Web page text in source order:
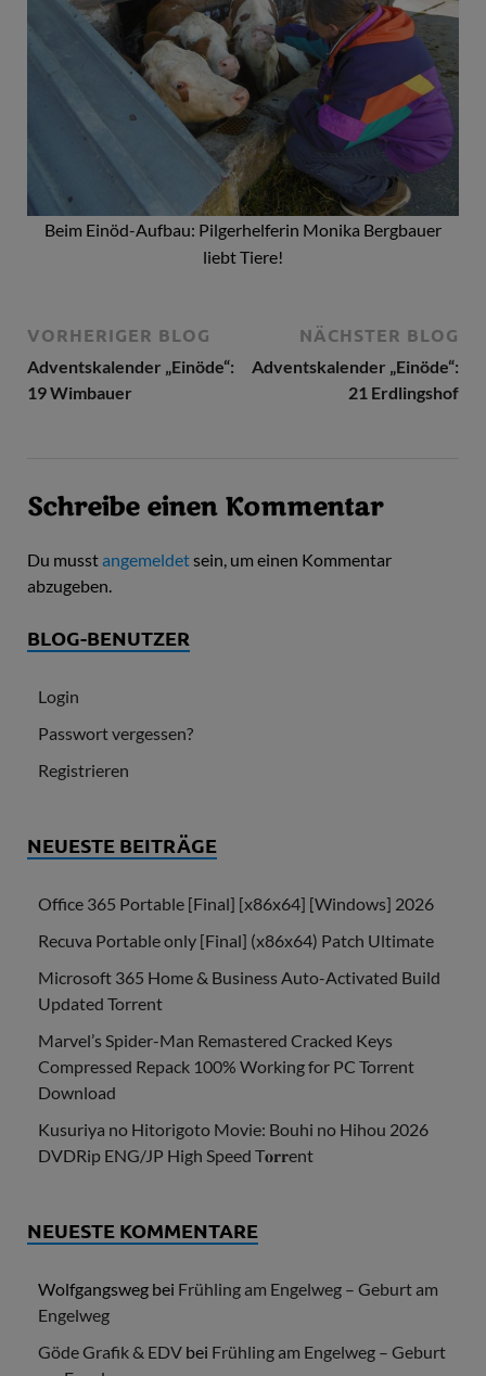
Beim Einöd-Aufbau: Pilgerhelferin Monika Bergbauer
liebt Tiere!
VORHERIGER BLOG
Adventskalender „Einöde“:
19 Wimbauer
NÄCHSTER BLOG
Adventskalender „Einöde“:
21 Erdlingshof
Schreibe einen Kommentar
Du musstangemeldetsein, um einen Kommentar
abzugeben.
BLOG-BENUTZER
Login
Passwort vergessen?
Registrieren
NEUESTE BEITRÄGE
Office 365 Portable [Final] [x86x64] [Windows] 2026
Recuva Portable only [Final] (x86x64) Patch Ultimate
Microsoft 365 Home & Business Auto-Activated Build
Updated Torrent
Marvel’s Spider-Man Remastered Cracked Keys
Compressed Repack 100% Working for PC Torrent
Download
Kusuriya no Hitorigoto Movie: Bouhi no Hihou 2026
DVDRip ENG/JP High Speed T𝐨𝐫𝐫ent
NEUESTE KOMMENTARE
Wolfgangsweg bei Frühling am Engelweg – Geburt am
Engelweg
Göde Grafik & EDV bei Frühling am Engelweg – Geburt